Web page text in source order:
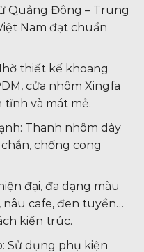
Quảng Đông – Trung
Nam đạt chuẩn
thiết kế khoang
cửa nhôm Xingfa
và mát mẻ.
Thanh nhôm dày
chống cong
đại, đa dạng màu
nâu cafe, đen tuyền…
kiến trúc.
Sử dụng phụ kiện